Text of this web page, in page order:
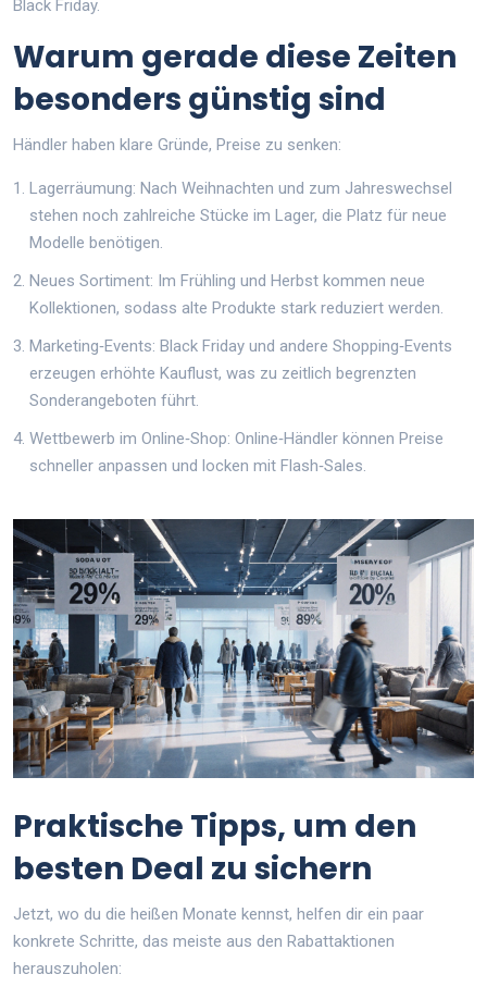
Black Friday.
Warum gerade diese Zeiten
besonders günstig sind
Händler haben klare Gründe, Preise zu senken:
Lagerräumung: Nach Weihnachten und zum Jahreswechsel
stehen noch zahlreiche Stücke im Lager, die Platz für neue
Modelle benötigen.
Neues Sortiment: Im Frühling und Herbst kommen neue
Kollektionen, sodass alte Produkte stark reduziert werden.
Marketing‑Events: Black Friday und andere Shopping‑Events
erzeugen erhöhte Kauflust, was zu zeitlich begrenzten
Sonderangeboten führt.
Wettbewerb im Online‑Shop: Online‑Händler können Preise
schneller anpassen und locken mit Flash‑Sales.
Praktische Tipps, um den
besten Deal zu sichern
Jetzt, wo du die heißen Monate kennst, helfen dir ein paar
konkrete Schritte, das meiste aus den Rabattaktionen
herauszuholen: